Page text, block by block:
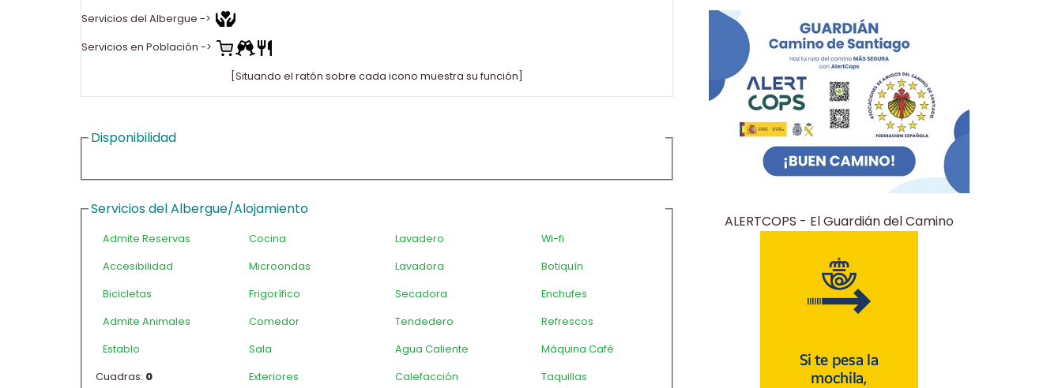
Servicios del Albergue ->
Servicios en Población ->
[Situando el ratón sobre cada icono muestra su función]
Disponibilidad
Servicios del Albergue/Alojamiento
Admite Reservas Cocina Lavadero Wi-fi
Accesibilidad Microondas Lavadora Botiquín
Bicicletas Frigorífico Secadora Enchufes
Admite Animales Comedor Tendedero Refrescos
Establo Sala Agua Caliente Máquina Café
Cuadras: 0 Exteriores Calefacción Taquillas
ALERTCOPS - El Guardián del Camino